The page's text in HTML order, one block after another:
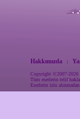
Hakkımızda
Copyright ©2007-2026
Tüm eserlerin telif
Eserlerin izin